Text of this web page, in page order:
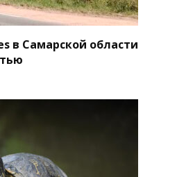
в Самарской области